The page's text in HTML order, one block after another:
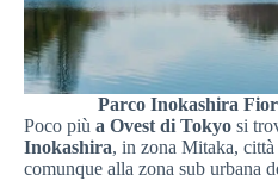
Parco Inokashira
Poco più a Ovest di Tokyo si
Inokashira, in zona Mitaka, città
comunque alla zona sub urbana